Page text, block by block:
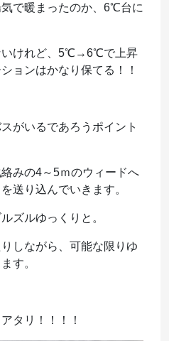
で暖まったのか、6℃台に
いけれど、5℃→6℃で上昇
ョンはかなり保てる！！
がいるであろうポイント
みの4～5ｍのウィードへ
送り込んでいきます。
ズルゆっくりと。
しながら、可能な限りゆ
す。
タリ！！！！